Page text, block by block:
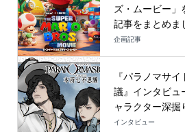
ズ・ムービー」
記事をまとめま
企画記事
『パラノマサ
議』インタビ
ャラクター深掘
インタビュー